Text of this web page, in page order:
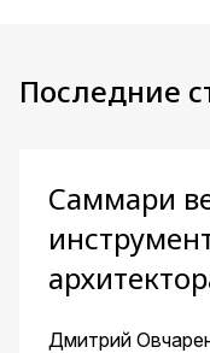
Последние
Саммари
Дмитрий